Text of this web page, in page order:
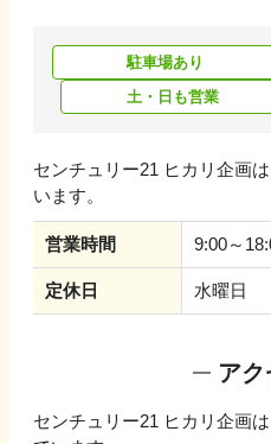
駐車場あり
土・日も営業
センチュリー21 ヒカリ企画
います。
営業時間 9:00～
定休日 水曜日
アク
センチュリー21 ヒカリ企画